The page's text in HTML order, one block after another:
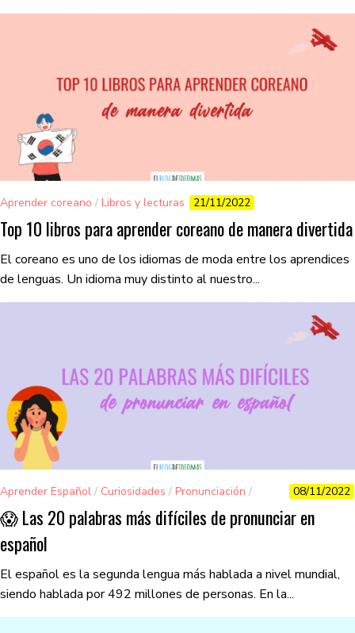
Aprender coreano / Libros y lecturas 21/11/2022
Top 10 libros para aprender coreano de manera divertida
El coreano es uno de los idiomas de moda entre los aprendices
de lenguas. Un idioma muy distinto al nuestro...
Aprender Español / Curiosidades / Pronunciación /
Vocabulario
08/11/2022
😱 Las 20 palabras más difíciles de pronunciar en
español
El español es la segunda lengua más hablada a nivel mundial,
siendo hablada por 492 millones de personas. En la...